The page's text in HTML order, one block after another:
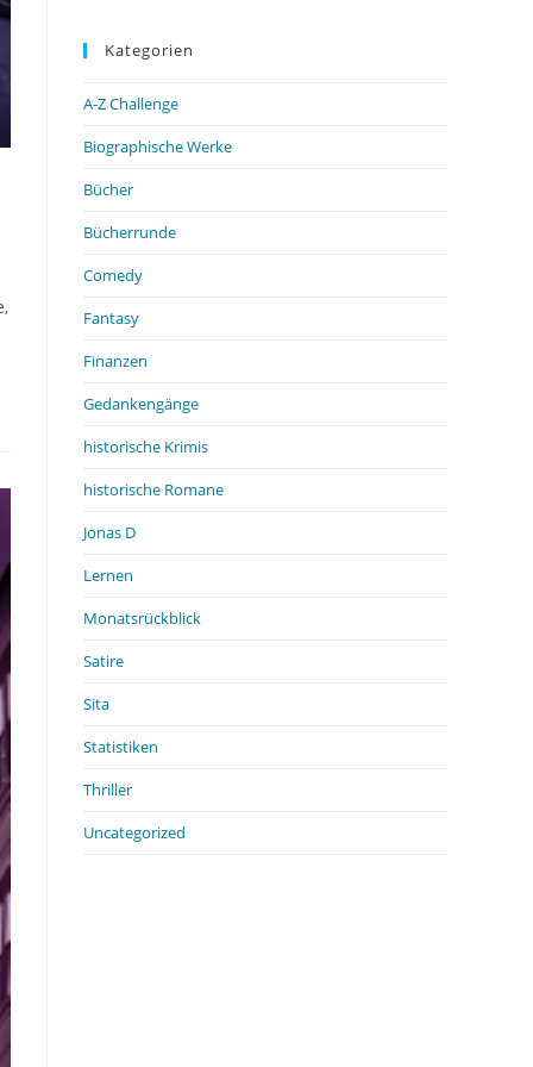
Kategorien
A-Z Challenge
Biographische Werke
Bücher
Bücherrunde
Comedy
Fantasy
Finanzen
Gedankengänge
historische Krimis
historische Romane
Jonas D
Lernen
Monatsrückblick
Satire
Sita
Statistiken
Thriller
Uncategorized